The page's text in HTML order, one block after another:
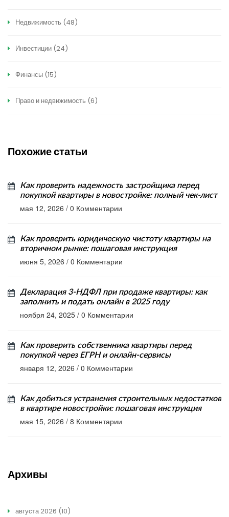
Недвижимость (48)
Инвестиции (24)
Финансы (15)
Право и недвижимость (6)
Похожие статьи
Как проверить надежность застройщика перед
покупкой квартиры в новостройке: полный чек-лист
мая 12, 2026 / 0 Комментарии
Как проверить юридическую чистоту квартиры на
вторичном рынке: пошаговая инструкция
июня 5, 2026 / 0 Комментарии
Декларация 3-НДФЛ при продаже квартиры: как
заполнить и подать онлайн в 2025 году
ноября 24, 2025 / 0 Комментарии
Как проверить собственника квартиры перед
покупкой через ЕГРН и онлайн-сервисы
января 12, 2026 / 0 Комментарии
Как добиться устранения строительных недостатков
в квартире новостройки: пошаговая инструкция
мая 15, 2026 / 8 Комментарии
Архивы
августа 2026 (10)